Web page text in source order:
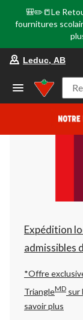
🎒✏️📒Le
fournitures
Leduc, AB
Expédition
admissibles
*Offre
TriangleMD sur
savoir plus